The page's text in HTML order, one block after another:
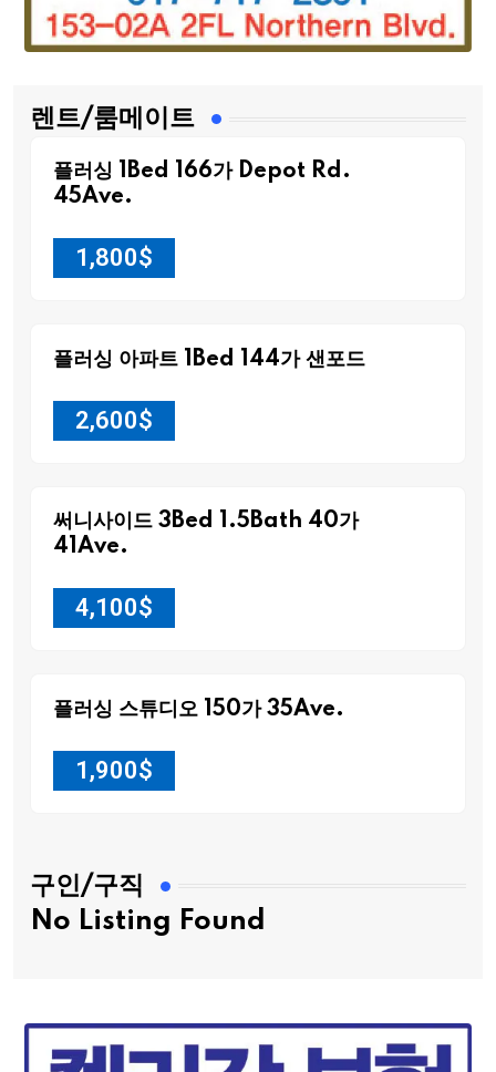
렌트/룸메이트
플러싱 1Bed 166가 Depot Rd.
45Ave.
1,800$
플러싱 아파트 1Bed 144가 샌포드
2,600$
써니사이드 3Bed 1.5Bath 40가
41Ave.
4,100$
플러싱 스튜디오 150가 35Ave.
1,900$
구인/구직
No Listing Found